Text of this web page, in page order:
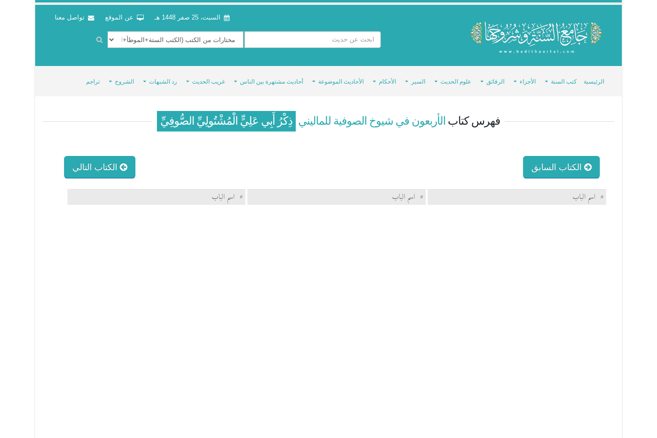
السبت، 25 صفر 1448 هـ عن الموقع تواصل معنا
الرئيسية كتب السنة الأجزاء الرقائق علوم الحديث السير الأحكام الأحاديث الموضوعة أحاديث مشتهرة بين الناس غريب الحديث رد الشبهات الشروح تراجم
فهرس كتاب الأربعون في شيوخ الصوفية للماليني ذِكْرُ أَبِي عَلِيٍّ الْمُشْتُولِيِّ الصُّوفِيِّ
الكتاب السابق الكتاب التالي
# اسم الباب # اسم الباب # اسم الباب